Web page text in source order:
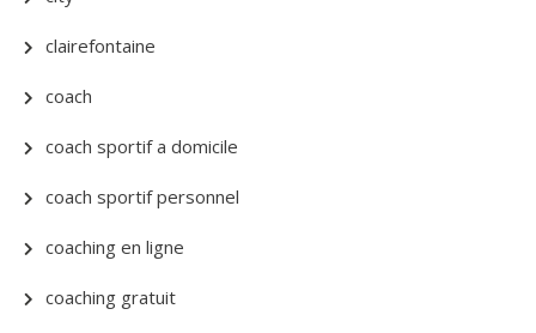
clairefontaine
coach
coach sportif a domicile
coach sportif personnel
coaching en ligne
coaching gratuit